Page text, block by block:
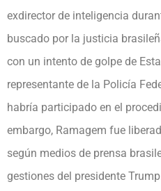
exdirector de inteligencia
buscado por la justicia
con un intento de golpe de
representante de la Policía
habría participado en el
embargo, Ramagem fue
según medios de prensa
gestiones del presidente